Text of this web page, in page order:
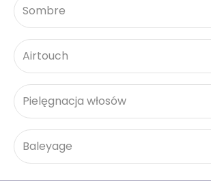
Sombre
Airtouch
Pielęgnacja włosów
Baleyage